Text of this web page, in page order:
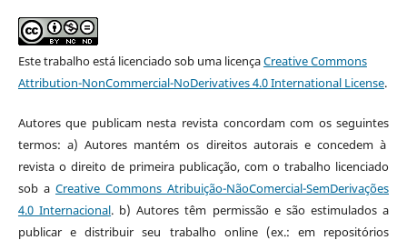
Este trabalho está licenciado sob uma licençaCreative Commons
Attribution-NonCommercial-NoDerivatives 4.0 International License.
Autores que publicam nesta revista concordam com os seguintes
termos: a) Autores mantém os direitos autorais e concedem à
revista o direito de primeira publicação, com o trabalho licenciado
sob a Creative Commons Atribuição-NãoComercial-SemDerivações
4.0 Internacional. b) Autores têm permissão e são estimulados a
publicar e distribuir seu trabalho online (ex.: em repositórios